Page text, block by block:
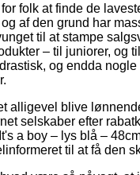
folk at finde de
af den grund har
til at stampe
– til juniorer, og
og endda
alligevel blive
selskaber efter
a boy – lys blå –
til at få den